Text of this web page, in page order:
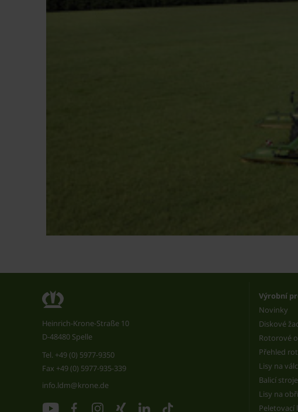
Heinrich-Krone-Straße 10
D-48480 Spelle
Tel. +49 (0) 5977-9350
Fax +49 (0) 5977-935-339
info.ldm@krone.de
Výrobní
Novinky
Diskové
Rotorové
Přehled
Lisy na
Balicí stroje
Lisy na
Peletovací